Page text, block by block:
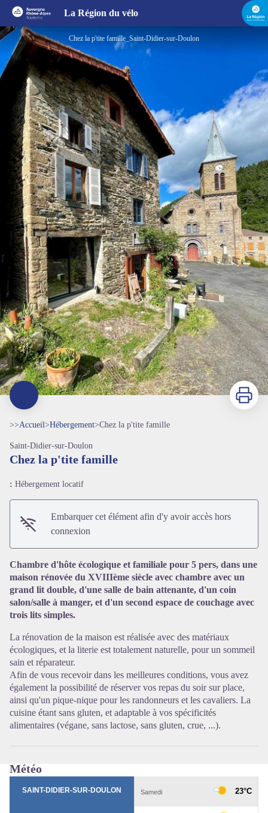
La Région du vélo
Chez la p'tite famille_Saint-Didier-sur-Doulon
Voir l'image en plein écran
Imprimer
>>Accueil>Hébergement>Chez la p'tite famille
Saint-Didier-sur-Doulon
Chez la p'tite famille
: Hébergement locatif
Embarquer cet élément afin d'y avoir accès hors
connexion
Chambre d'hôte écologique et familiale pour 5 pers, dans une
maison rénovée du XVIIIème siècle avec chambre avec un
grand lit double, d'une salle de bain attenante, d'un coin
salon/salle à manger, et d'un second espace de couchage avec
trois lits simples.
La rénovation de la maison est réalisée avec des matériaux
écologiques, et la literie est totalement naturelle, pour un sommeil
sain et réparateur.
Afin de vous recevoir dans les meilleures conditions, vous avez
également la possibilité de réserver vos repas du soir sur place,
ainsi qu'un pique-nique pour les randonneurs et les cavaliers. La
cuisine étant sans gluten, et adaptable à vos spécificités
alimentaires (végane, sans lactose, sans gluten, crue, ...).
Météo